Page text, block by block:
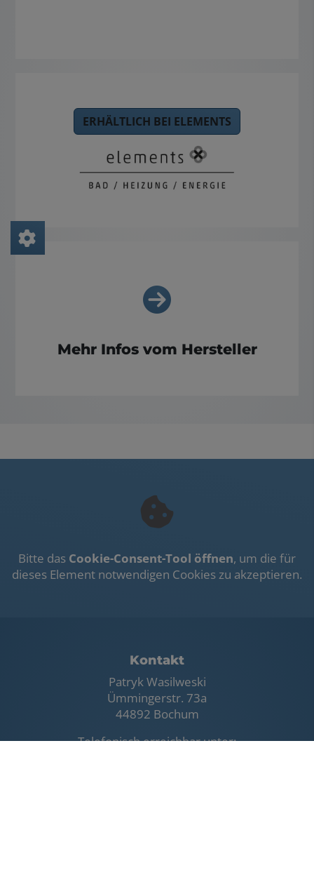
ERHÄLTLICH BEI ELEMENTS
Mehr Infos vom Hersteller
Bitte das Cookie-Consent-Tool öffnen, um die für
dieses Element notwendigen Cookies zu akzeptieren.
Footer - Kontaktdaten und Öffnungszeiten
Kontakt
Patryk Wasilweski
Ümmingerstr. 73a
44892 Bochum
Telefonisch erreichbar unter: